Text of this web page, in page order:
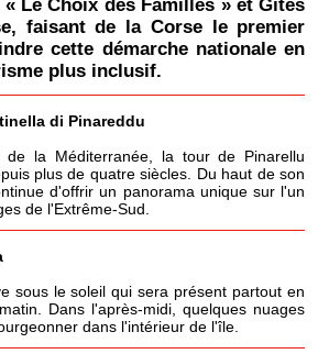
Le Choix des Familles » et Gîtes
faisant de la Corse le premier
cette démarche nationale en
plus inclusif.
di Pinareddu
de la Méditerranée, la tour de Pinarellu
plus de quatre siècles. Du haut de son
d'offrir un panorama unique sur l'un
de l'Extrême-Sud.
sous le soleil qui sera présent partout en
Dans l'après-midi, quelques nuages
dans l'intérieur de l'île.